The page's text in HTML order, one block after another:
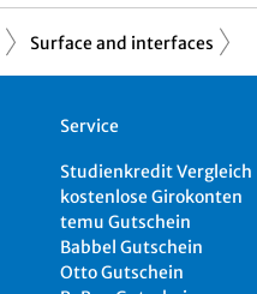
Surface and interfaces
Service
Studienkredit Vergleich
kostenlose Girokonten
temu Gutschein
Babbel Gutschein
Otto Gutschein